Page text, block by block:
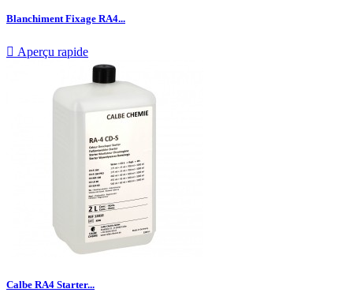
Blanchiment Fixage RA4...
 Aperçu rapide
Calbe RA4 Starter...